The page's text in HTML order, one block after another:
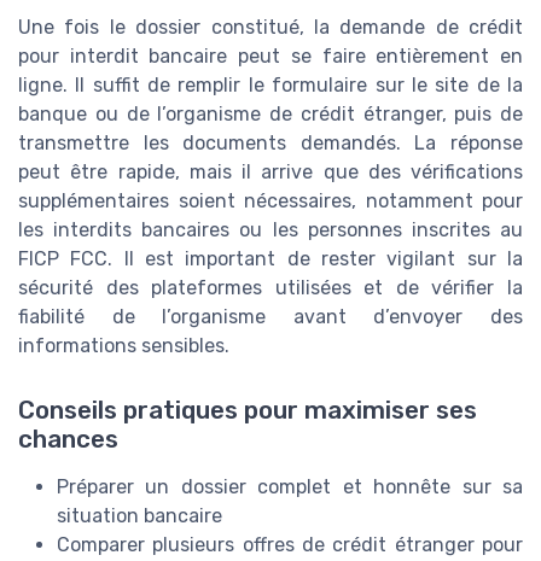
Une fois le dossier constitué, la demande de crédit
pour interdit bancaire peut se faire entièrement en
ligne. Il suffit de remplir le formulaire sur le site de la
banque ou de l’organisme de crédit étranger, puis de
transmettre les documents demandés. La réponse
peut être rapide, mais il arrive que des vérifications
supplémentaires soient nécessaires, notamment pour
les interdits bancaires ou les personnes inscrites au
FICP FCC. Il est important de rester vigilant sur la
sécurité des plateformes utilisées et de vérifier la
fiabilité de l’organisme avant d’envoyer des
informations sensibles.
Conseils pratiques pour maximiser ses
chances
Préparer un dossier complet et honnête sur sa
situation bancaire
Comparer plusieurs offres de crédit étranger pour